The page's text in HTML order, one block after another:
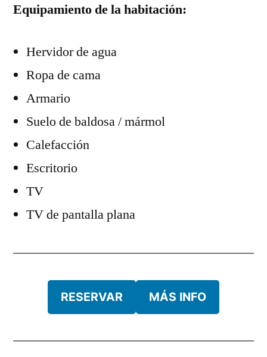
Equipamiento de la habitación: ​
Hervidor de agua
Ropa de cama
Armario
Suelo de baldosa / mármol
Calefacción
Escritorio
TV
TV de pantalla plana
RESERVAR MÁS INFO